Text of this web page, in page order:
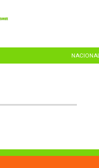
NACIONAL